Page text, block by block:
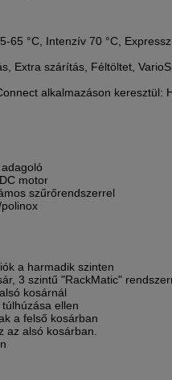
65 °C, Intenzív 70 °C,
Extra szárítás, Féltöltet,
alkalmazáson keresztül:
motor
szűrőrendszerrel
a harmadik szinten
3 szintű "RackMatic"
kosárnál
ellen
a felső kosárban
az alsó kosárban.